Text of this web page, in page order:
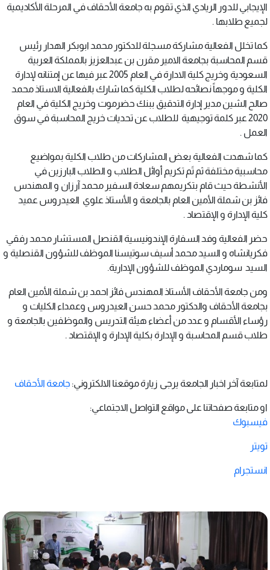
الإيجابي للدور الريادي الذي تقوم به جامعة الأحقاف في المرحلة الأكاديمية
لجميع طلابها .
كما تخلل الفعالية مشاركة مسجلة للدكتور محمد ابوبكر الهدار رئيس
قسم المحاسبة بجامعة الامير مقرن بن عبدالعزيز بالمملكة العربية
السعودية وخريج كلية الادارة في العام 2005 عبر فيها عن إمتنانه لإدارة
الكلية و موجهاً نصائحه لطلاب الكلية كما شارك بالفعالية الاستاذ محمد
صالح الشين مدير إدارة التدقيق ببنك حضرموت وخريج الكلية في العام
2020 عبر كلمة توجيهية للطلاب عن تحديات خريج المحاسبة في سوق
العمل .
كما شهدت الفعالية بعض المشاركات من طلاب الكلية بمواضيع
محاسبية مختلفة ثم تَم تكريم أوائل الطلاب و الطلاب البارزين في
الأنشطة حيث قام بتكريمهم سعادة السفير محمد آرزان و المهندس
فائز بن شملة الأمين العام بالجامعة و الأستاذ علوي العيدروس عميد
كلية الإدارة و الإقتصاد .
حضر الفعالية وفد السفارة الإندونيسية القنصل المستشار محمد رفقي
فكريانشاه و السيد محمد أسيف سوتيسنا الموظف للشؤون القنصلية و
السيد سوماردي الموظف للشؤون الإدارية.
ومن جامعة الأحقاف الأستاذ المهندس فائز احمد بن شملة الأمين العام
بجامعة الأحقاف والدكتور محمد حسن العيدروس وعمداء الكليات و
رؤساء الأقسام و عدد من أعضاء هيئة التدريس والموظفين بالجامعة و
طلاب قسم المحاسبة و الإدارة بكلية الإدارة و الإقتصاد .
لمتابعة آخر اخبار الجامعة يرجى زيارة موقعنا الالكتروني: جامعة الأحقاف
او متابعة صفحاتنا على مواقع التواصل الاجتماعي:
فيسبوك
تويتر
انستجرام